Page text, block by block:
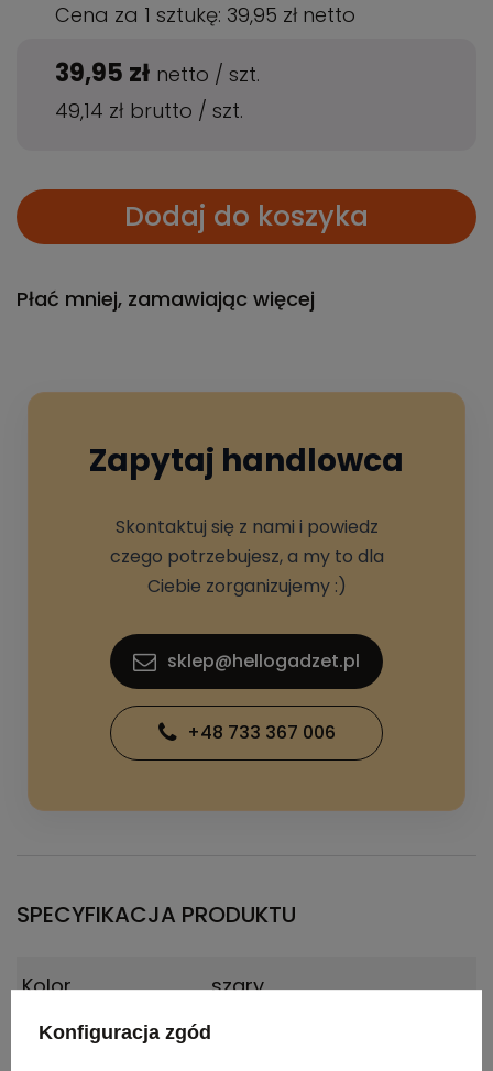
Cena za 1 sztukę: 39,95 zł netto
39,95 zł netto / szt.
49,14 zł brutto / szt.
Dodaj do koszyka
Płać mniej, zamawiając więcej
Zapytaj handlowca
Skontaktuj się z nami i powiedz
czego potrzebujesz, a my to dla
Ciebie zorganizujemy :)
sklep@hellogadzet.pl
+48 733 367 006
SPECYFIKACJA PRODUKTU
Kolor szary
Materiał
Konfiguracja zgód